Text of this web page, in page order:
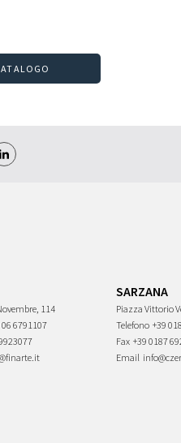
114
06 6791107
SARZANA
Piazza Vittorio
Telefono +39
Fax +39 0187
Email